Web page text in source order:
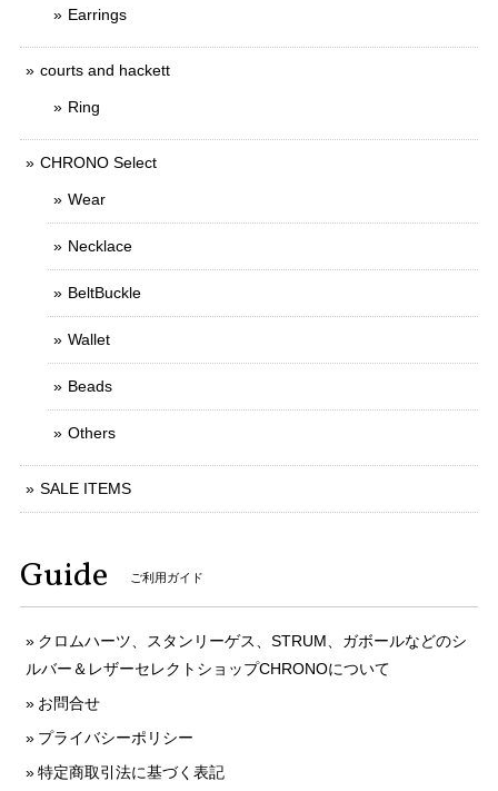
Earrings
courts and hackett
Ring
CHRONO Select
Wear
Necklace
BeltBuckle
Wallet
Beads
Others
SALE ITEMS
Guide ご利用ガイド
クロムハーツ、スタンリーゲス、STRUM、ガボールなどのシ
ルバー＆レザーセレクトショップCHRONOについて
お問合せ
プライバシーポリシー
特定商取引法に基づく表記